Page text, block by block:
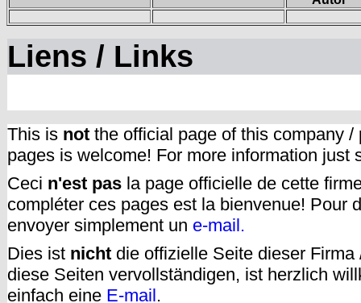
Liens / Links
This is not the official page of this company
pages is welcome! For more information just
Ceci n'est pas la page officielle de cette
compléter ces pages est la bienvenue! Pour
envoyer simplement un e-mail.
Dies ist nicht die offizielle Seite dieser
diese Seiten vervollständigen, ist herzlich
einfach eine E-mail.